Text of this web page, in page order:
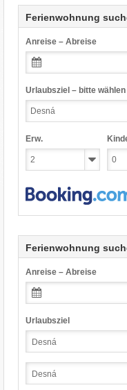
Ferienwohnung
Anreise – Abreise
Urlaubsziel – bitte wählen
Erw.
Ferienwohnung
Anreise – Abreise
Urlaubsziel